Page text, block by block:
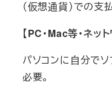
（仮想通貨）での支
【PC・Mac等・ネッ
パソコンに自分で
必要。